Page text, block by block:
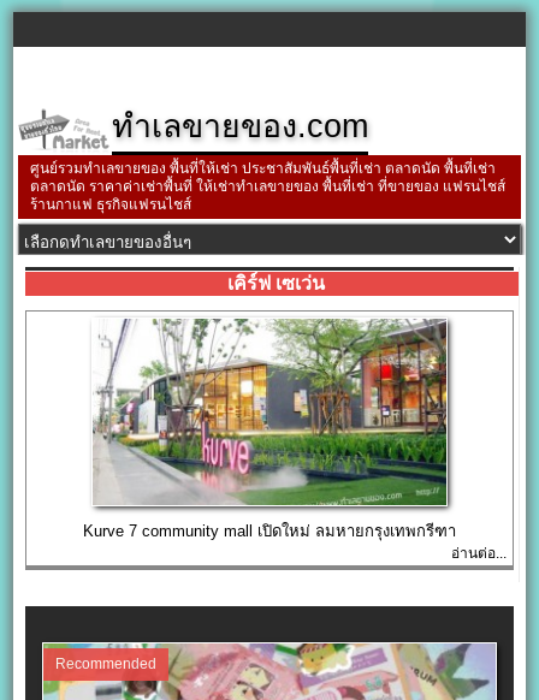
ทำเลขายของ.com
ศูนย์รวมทำเลขายของ พื้นที่ให้เช่า ประชาสัมพันธ์พื้นที่เช่า ตลาดนัด พื้นที่เช่า
ตลาดนัด ราคาค่าเช่าพื้นที่ ให้เช่าทำเลขายของ พื้นที่เช่า ที่ขายของ แฟรนไชส์
ร้านกาแฟ ธุรกิจแฟรนไชส์
เคิร์ฟ เซเว่น
Kurve 7 community mall เปิดใหม่ ลมหายกรุงเทพกรีฑา
อ่านต่อ...
Recommended